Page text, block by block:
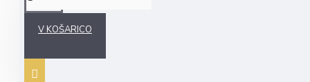
V KOŠARICO
punčkin predpasnik, ki se ga lahko tudi sname. Punčka je